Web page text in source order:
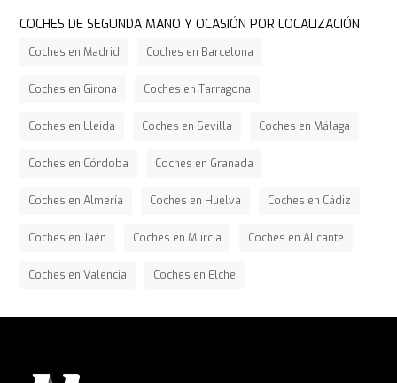
COCHES DE SEGUNDA MANO Y OCASIÓN POR LOCALIZACIÓN
Coches en Madrid Coches en Barcelona
Coches en Girona Coches en Tarragona
Coches en Lleida Coches en Sevilla Coches en Málaga
Coches en Córdoba Coches en Granada
Coches en Almería Coches en Huelva Coches en Cádiz
Coches en Jaén Coches en Murcia Coches en Alicante
Coches en Valencia Coches en Elche